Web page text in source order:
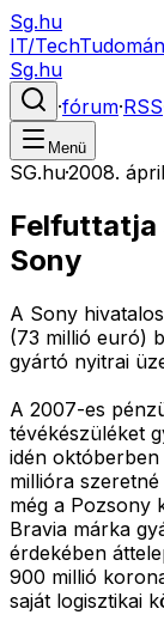
Sg.hu
IT/Tech
Sg.hu
·fórum·RSS
Menü
SG.hu·2008.
Felfuttatja
Sony
A Sony
(73 millió euró)
gyártó nyitrai
A 2007-es
tévékészüléket
idén
millióra
még a Pozsony
Bravia márka
érdekében
900 millió
saját logisztikai